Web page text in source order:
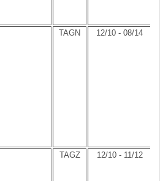
TAGN 12/10 - 08/14
TAGZ 12/10 - 11/12